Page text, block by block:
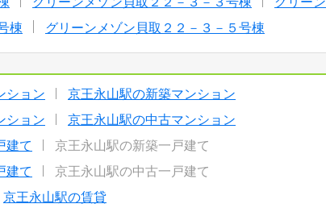
棟
グリーンメゾン貝取２２－３－５号棟
ション
京王永山駅の新築マンション
ション
京王永山駅の中古マンション
建て
京王永山駅の新築一戸建て
建て
京王永山駅の中古一戸建て
京王永山駅の賃貸